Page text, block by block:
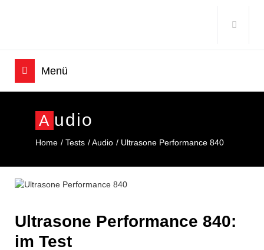
A Udio
Home Tests Audio Ultrasone Performance 840
Ultrasone Performance 840:
im Test